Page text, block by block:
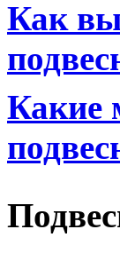
Как
Какие